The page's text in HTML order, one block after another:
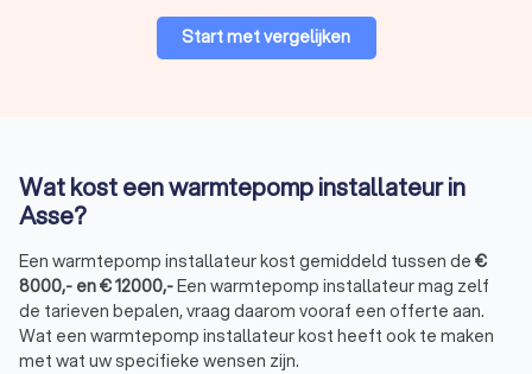
vandaag nog offertes aan bij vier lokale installateurs en
vergelijk hun diensten en prijzen. Of u nu een elektrische
Start met vergelijken
Wat kost een warmtepomp installateur in
Asse?
Een warmtepomp installateur kost gemiddeld tussen de €
8000,- en€12000,-Een warmtepomp installateur mag zelf
de tarieven bepalen, vraag daarom vooraf een offerte aan.
Wat een warmtepomp installateur kost heeft ook te maken
met wat uw specifieke wensen zijn.